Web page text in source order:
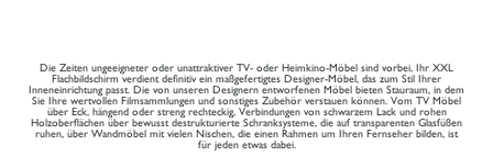
Die Zeiten ungeeigneter oder unattraktiver TV- oder Heimkino-Möbel sind vorbei, Ihr XXL
Flachbildschirm verdient definitiv ein maßgefertigtes Designer-Möbel, das zum Stil Ihrer
Inneneinrichtung passt. Die von unseren Designern entworfenen Möbel bieten Stauraum, in dem
Sie Ihre wertvollen Filmsammlungen und sonstiges Zubehör verstauen können. Vom TV Möbel
über Eck, hängend oder streng rechteckig, Verbindungen von schwarzem Lack und rohen
Holzoberflächen über bewusst destrukturierte Schranksysteme, die auf transparenten Glasfüßen
ruhen, über Wandmöbel mit vielen Nischen, die einen Rahmen um Ihren Fernseher bilden, ist
für jeden etwas dabei.